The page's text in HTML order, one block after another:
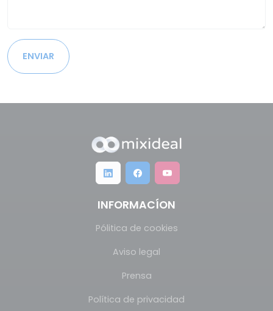
ENVIAR
INFORMACÍON
Pólitica de cookies
Aviso legal
Prensa
Política de privacidad